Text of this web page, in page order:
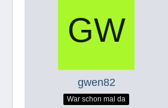
gwen82
War schon mal da